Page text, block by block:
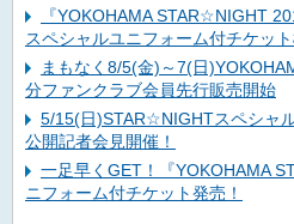
『YOKOHAMA STAR☆NIGHT
スペシャルユニフォーム付チケット
まもなく8/5(金)～7(日
分ファンクラブ会員先行販売開始
5/15(日)STAR☆NIGHTスペシャ
公開記者会見開催！
一足早くGET！『YOKOHAMA
ニフォーム付チケット発売！